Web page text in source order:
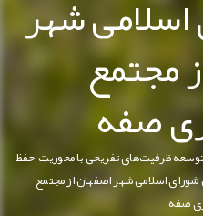
شهر
مجتمع
صفه
ظرفیت‌های تفریحی با محوریت حفظ
اسلامی شهر اصفهان از مجتمع